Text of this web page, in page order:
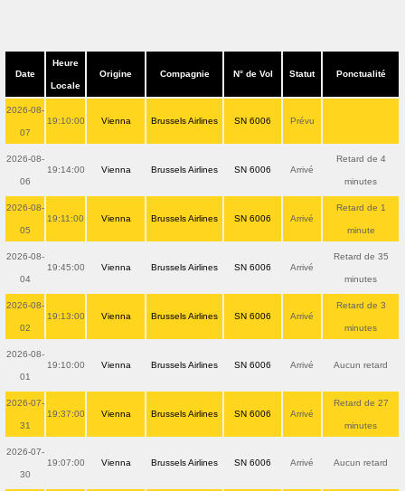
Date
Heure
Locale
Origine Compagnie N° de Vol Statut Ponctualité
2026-08-
07
19:10:00 Vienna Brussels Airlines SN 6006 Prévu
2026-08-
06
19:14:00 Vienna Brussels Airlines SN 6006 Arrivé
Retard de 4
minutes
2026-08-
05
19:11:00 Vienna Brussels Airlines SN 6006 Arrivé
Retard de 1
minute
2026-08-
04
19:45:00 Vienna Brussels Airlines SN 6006 Arrivé
Retard de 35
minutes
2026-08-
02
19:13:00 Vienna Brussels Airlines SN 6006 Arrivé
Retard de 3
minutes
2026-08-
01
19:10:00 Vienna Brussels Airlines SN 6006 Arrivé Aucun retard
2026-07-
31
19:37:00 Vienna Brussels Airlines SN 6006 Arrivé
Retard de 27
minutes
2026-07-
30
19:07:00 Vienna Brussels Airlines SN 6006 Arrivé Aucun retard